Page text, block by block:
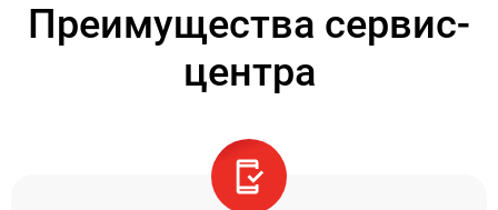
Преимущества сервис-
центра